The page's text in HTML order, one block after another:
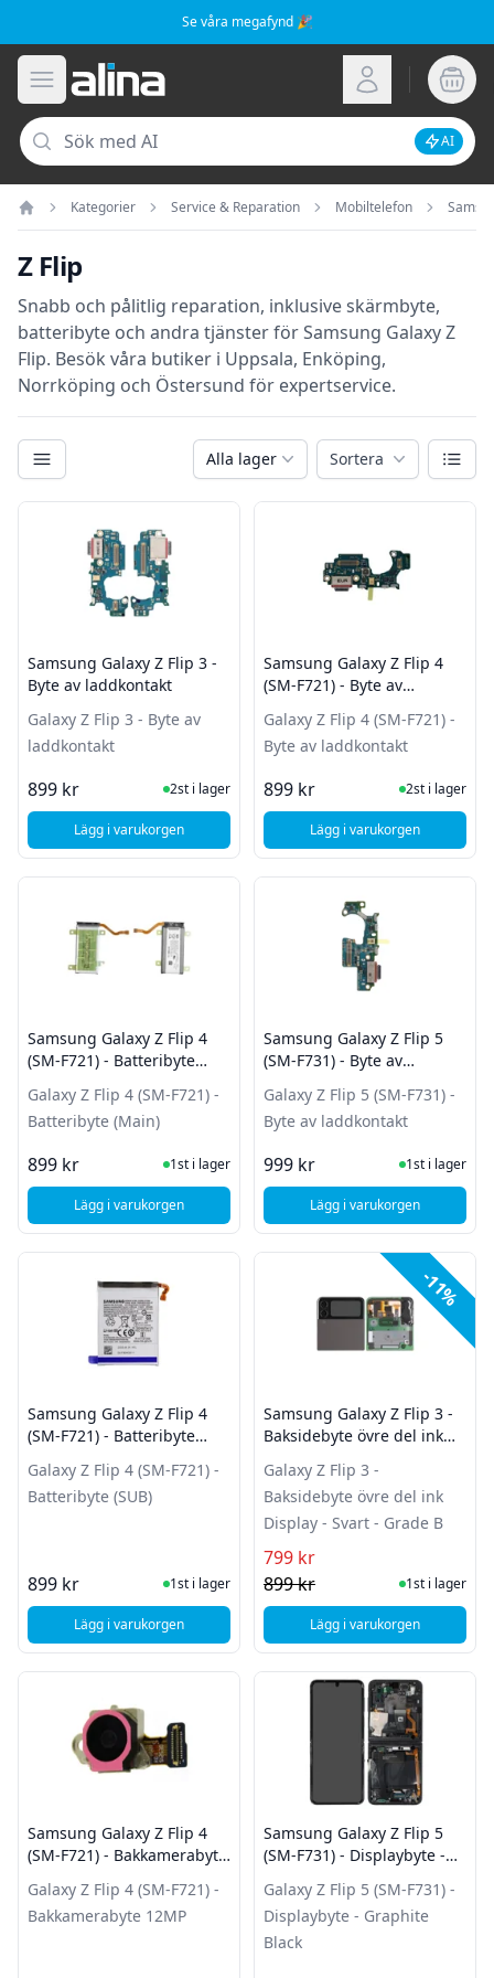
Se våra megafynd 🎉
Öppna meny
Alina.se Logga in
Sök
AI
Hem
Kategorier Service & Reparation Mobiltelefon
Z Flip
Snabb och pålitlig reparation, inklusive skärmbyte,
batteribyte och andra tjänster för Samsung Galaxy Z
Flip. Besök våra butiker i Uppsala, Enköping,
Norrköping och Östersund för expertservice.
Kategorier Alla lager Sortera Växla
Filter
Produkter
Samsung Galaxy Z Flip 3 -
Byte av laddkontakt
Galaxy Z Flip 3 - Byte av
laddkontakt
899 kr I Lager
2st i lager
Lägg i varukorgen, Samsung Galaxy Z Flip 3 - Byte av laddkontakt
Samsung Galaxy Z Flip 4
(SM-F721) - Byte av
Galaxy Z Flip 4 (SM-F721) -
Byte av laddkontakt
899 kr I Lager
2st i lager
Lägg i varukorgen, Samsung Galaxy Z
Samsung Galaxy Z Flip 4
(SM-F721) - Batteribyte
Galaxy Z Flip 4 (SM-F721) -
Batteribyte (Main)
899 kr I Lager
1st i lager
Lägg i varukorgen, Samsung Galaxy Z Flip 4 (SM-F721) - Batteribyte (Main)
Samsung Galaxy Z Flip 5
(SM-F731) - Byte av
Galaxy Z Flip 5 (SM-F731) -
Byte av laddkontakt
999 kr I Lager
1st i lager
Lägg i varukorgen, Samsung Galaxy Z
Samsung Galaxy Z Flip 4
(SM-F721) - Batteribyte
Galaxy Z Flip 4 (SM-F721) -
Batteribyte (SUB)
899 kr I Lager
1st i lager
Lägg i varukorgen, Samsung Galaxy Z Flip 4 (SM-F721) - Batteribyte (SUB)
-11%
Samsung Galaxy Z Flip 3 -
Baksidebyte övre del ink
Galaxy Z Flip 3 -
Baksidebyte övre del ink
Display - Svart - Grade B
799 kr
899 kr
I Lager
1st i lager
Lägg i varukorgen, Samsung Galaxy Z
Samsung Galaxy Z Flip 4
(SM-F721) - Bakkamerabyte
Galaxy Z Flip 4 (SM-F721) -
Bakkamerabyte 12MP
Samsung Galaxy Z Flip 5
(SM-F731) - Displaybyte -
Galaxy Z Flip 5 (SM-F731) -
Displaybyte - Graphite
Black